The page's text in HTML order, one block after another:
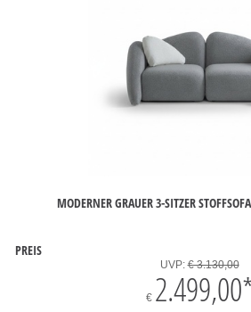
MODERNER GRAUER 3-SITZER
PREIS
UVP:€ 3.130,00
€ 2.499,00